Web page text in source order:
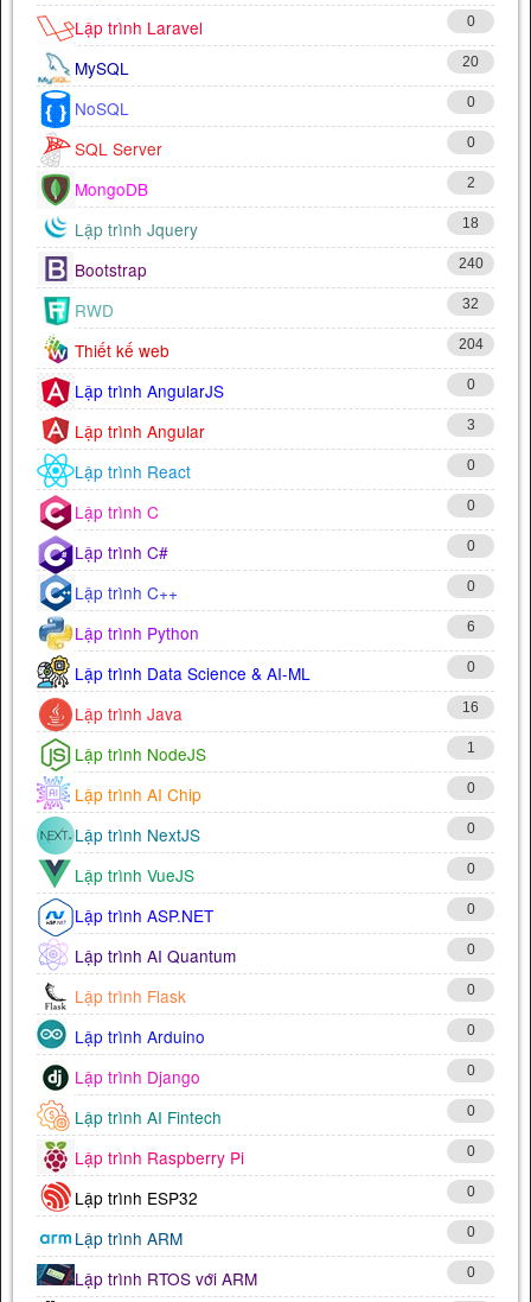
Lập trình Laravel 0
MySQL 20
NoSQL 0
SQL Server 0
MongoDB 2
Lập trình Jquery 18
Bootstrap 240
RWD 32
Thiết kế web 204
Lập trình AngularJS 0
Lập trình Angular 3
Lập trình React 0
Lập trình C 0
Lập trình C# 0
Lập trình C++ 0
Lập trình Python 6
Lập trình Data Science & AI-ML 0
Lập trình Java 16
Lập trình NodeJS 1
Lập trình AI Chip 0
Lập trình NextJS 0
Lập trình VueJS 0
Lập trình ASP.NET 0
Lập trình AI Quantum 0
Lập trình Flask 0
Lập trình Arduino 0
Lập trình Django 0
Lập trình AI Fintech 0
Lập trình Raspberry Pi 0
Lập trình ESP32 0
Lập trình ARM 0
Lập trình RTOS với ARM 0